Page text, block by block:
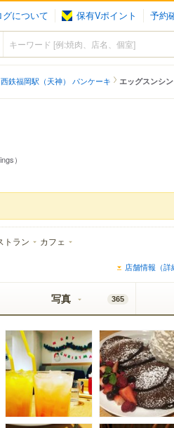
グについて 保有Vポイント 予約
西鉄福岡駅（天神） パンケーキ エッグスンシ
）
トラン カフェ
店舗情報（詳
写真 365